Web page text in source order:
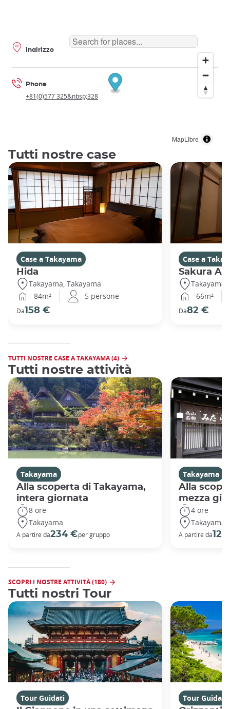
MapLibre
Indirizzo
Phone
+81(0)577 325&nbsp;328
Tutti nostre case
Case a Takayama
Hida
Takayama, Takayama
84m²
5 persone
Da158 €
Case a
Sakura
Takayama,
66m²
Da82 €
TUTTI NOSTRE CASE A TAKAYAMA (4)
Tutti nostre attività
Takayama
Alla scoperta di Takayama,
intera giornata
8 ore
Takayama
A partire da234 €per gruppo
Takayama
Alla
mezza
4 ore
Takayama
A partire da
SCOPRI I NOSTRE ATTIVITÀ (180)
Tutti nostri Tour
Tour Guidati
Tour Guidati